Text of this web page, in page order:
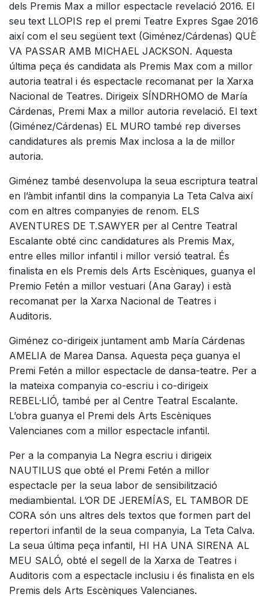
dels Premis Max a millor espectacle revelació 2016. El
seu text LLOPIS rep el premi Teatre Expres Sgae 2016
així com el seu següent text (Giménez/Cárdenas) QUÈ
VA PASSAR AMB MICHAEL JACKSON. Aquesta
última peça és candidata als Premis Max com a millor
autoria teatral i és espectacle recomanat per la Xarxa
Nacional de Teatres. Dirigeix SÍNDRHOMO de María
Cárdenas, Premi Max a millor autoria revelació. El text
(Giménez/Cárdenas) EL MURO també rep diverses
candidatures als premis Max inclosa a la de millor
autoria.
Giménez també desenvolupa la seua escriptura teatral
en l’àmbit infantil dins la companyia La Teta Calva així
com en altres companyies de renom. ELS
AVENTURES DE T.SAWYER per al Centre Teatral
Escalante obté cinc candidatures als Premis Max,
entre elles millor infantil i millor versió teatral. És
finalista en els Premis dels Arts Escèniques, guanya el
Premio Fetén a millor vestuari (Ana Garay) i està
recomanat per la Xarxa Nacional de Teatres i
Auditoris.
Giménez co-dirigeix juntament amb María Cárdenas
AMELIA de Marea Dansa. Aquesta peça guanya el
Premi Fetén a millor espectacle de dansa-teatre. Per a
la mateixa companyia co-escriu i co-dirigeix
REBEL·LIÓ, també per al Centre Teatral Escalante.
L’obra guanya el Premi dels Arts Escèniques
Valencianes com a millor espectacle infantil.
Per a la companyia La Negra escriu i dirigeix
NAUTILUS que obté el Premi Fetén a millor
espectacle per la seua labor de sensibilització
mediambiental. L’OR DE JEREMÍAS, EL TAMBOR DE
CORA són uns altres dels textos que formen part del
repertori infantil de la seua companyia, La Teta Calva.
La seua última peça infantil, HI HA UNA SIRENA AL
MEU SALÓ, obté el segell de la Xarxa de Teatres i
Auditoris com a espectacle inclusiu i és finalista en els
Premis dels Arts Escèniques Valencianes.